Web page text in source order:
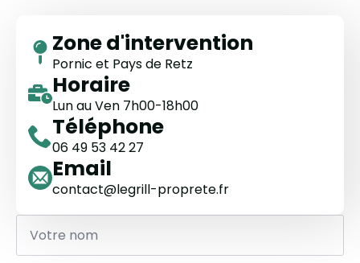
Nom
Zone d'intervention
Pornic et Pays de Retz
Horaire
Lun au Ven 7h00-18h00
Téléphone
06 49 53 42 27
Email
contact@legrill-proprete.fr